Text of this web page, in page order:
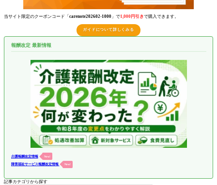
当サイト限定のクーポンコード「 carenote202602-1000 」で1,000円引きで購入できます。
ガイドについて詳しくみる
報酬改定 最新情報
介護報酬改定情報 New!
障害福祉サービス報酬改定情報 New!
記事カテゴリから探す